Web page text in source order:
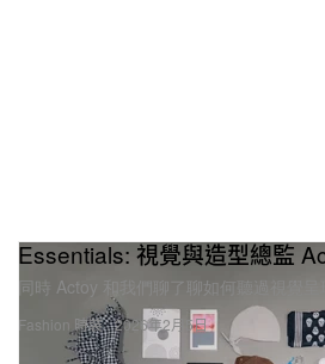
Fashion 時裝
Essentials: 視覺與造型總監
同時 Actoy 和我們聊了聊如何聽過視覺呈
2026年2月5日